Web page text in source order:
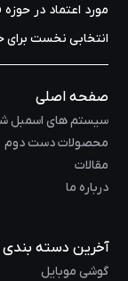
مورد اعتماد در
انتخابی نخست برای
صفحه اصلی
سیستم های اسمبل
محصولات دست دوم
مقالات
درباره ما
آخرین دسته بندی
گوشی موبایل